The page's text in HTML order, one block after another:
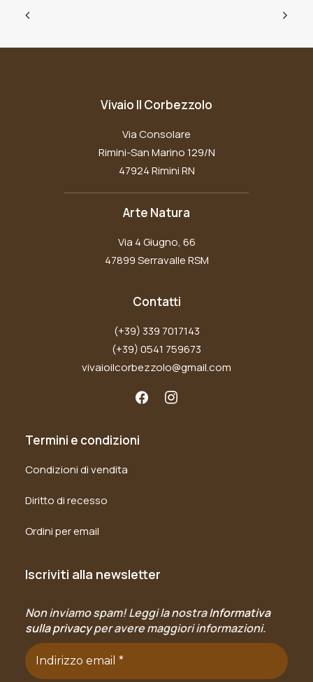
Vivaio Il Corbezzolo
Via Consolare
Rimini-San Marino 129/N
47924 Rimini RN
Arte Natura
Via 4 Giugno, 66
47899 Serravalle RSM
Contatti
(+39) 339 7017143
(+39) 0541 759673
vivaioilcorbezzolo@gmail.com
Termini e condizioni
Condizioni di vendita
Diritto di recesso
Ordini per email
Iscriviti alla newsletter
Non inviamo spam! Leggi la nostraInformativa
sulla privacyper avere maggiori informazioni.